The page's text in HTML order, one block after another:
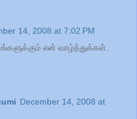
14, 2008 at 7:02 PM
என் வாழ்த்துக்கள்.
December 14, 2008 at